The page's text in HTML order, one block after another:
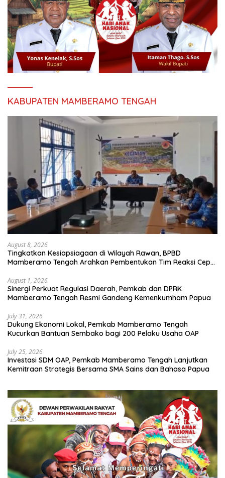
KABUPATEN MAMBERAMO TENGAH
August 8, 2026
Tingkatkan Kesiapsiagaan di Wilayah Rawan, BPBD
Mamberamo Tengah Arahkan Pembentukan Tim Reaksi Cepat
August 1, 2026
Sinergi Perkuat Regulasi Daerah, Pemkab dan DPRK
Mamberamo Tengah Resmi Gandeng Kemenkumham Papua
July 31, 2026
Dukung Ekonomi Lokal, Pemkab Mamberamo Tengah
Kucurkan Bantuan Sembako bagi 200 Pelaku Usaha OAP
July 25, 2026
Investasi SDM OAP, Pemkab Mamberamo Tengah Lanjutkan
Kemitraan Strategis Bersama SMA Sains dan Bahasa Papua